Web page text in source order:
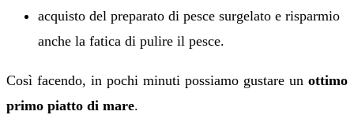
acquisto del preparato di pesce surgelato e risparmio
anche la fatica di pulire il pesce.
Così facendo, in pochi minuti possiamo gustare un ottimo
primo piatto di mare.